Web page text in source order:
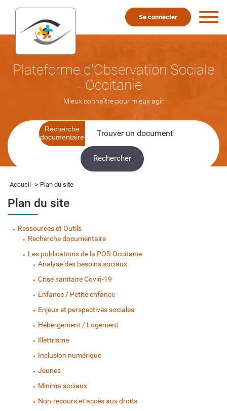
Se connecter
Plateforme d'Observation Sociale
Occitanie
Mieux connaître pour mieux agir
Recherche
documentaire
Accueil > Plan du site
Plan du site
Ressources et Outils
Recherche documentaire
Les publications de la POS-Occitanie
Analyse des besoins sociaux
Crise sanitaire Covid-19
Enfance / Petite enfance
Enjeux et perspectives sociales
Hébergement / Logement
Illettrisme
Inclusion numérique
Jeunes
Minima sociaux
Non-recours et accès aux droits